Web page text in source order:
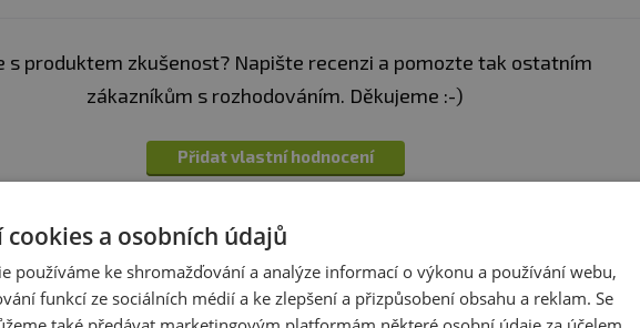
s produktem zkušenost? Napište recenzi a pomozte tak ostatním
zákazníkům s rozhodováním. Děkujeme :-)
Přidat vlastní hodnocení
cookies a osobních údajů
používáme ke shromažďování a analýze informací o výkonu a používání webu,
funkcí ze sociálních médií a ke zlepšení a přizpůsobení obsahu a reklam. Se